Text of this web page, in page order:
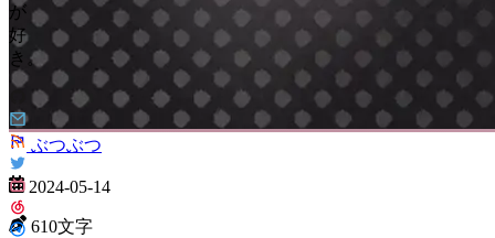
が
好
き。
ぶつぶつ
2024-05-14
610文字